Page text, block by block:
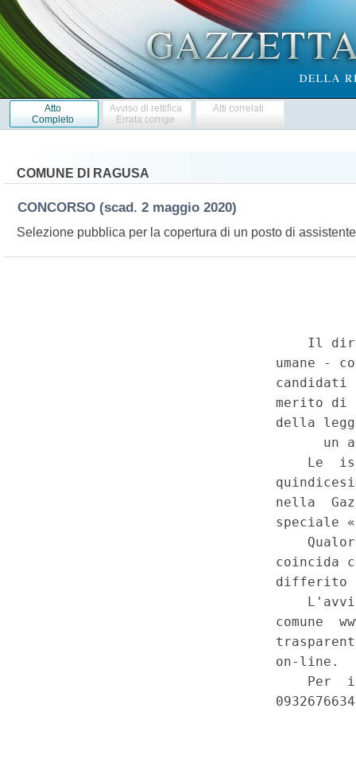
Atto
Completo
Avviso di rettifica
Errata corrige
Atti correlati
COMUNE DI RAGUSA
CONCORSO (scad. 2 maggio 2020)
Selezione pubblica per la copertura di un posto di